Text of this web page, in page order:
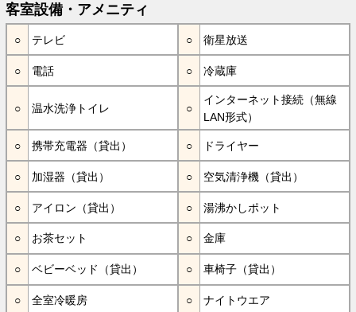
客室設備・アメニティ
テレビ 衛星放送
電話 冷蔵庫
温水洗浄トイレ
インターネット接続（無線
LAN形式）
携帯充電器（貸出） ドライヤー
加湿器（貸出） 空気清浄機（貸出）
アイロン（貸出） 湯沸かしポット
お茶セット 金庫
ベビーベッド（貸出） 車椅子（貸出）
全室冷暖房 ナイトウエア